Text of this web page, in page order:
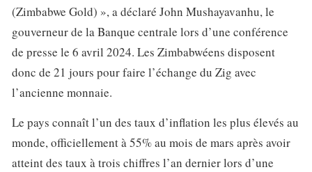
(Zimbabwe Gold) », a déclaré John Mushayavanhu, le
gouverneur de la Banque centrale lors d’une conférence
de presse le 6 avril 2024. Les Zimbabwéens disposent
donc de 21 jours pour faire l’échange du Zig avec
l’ancienne monnaie.
Le pays connaît l’un des taux d’inflation les plus élevés au
monde, officiellement à 55% au mois de mars après avoir
atteint des taux à trois chiffres l’an dernier lors d’une